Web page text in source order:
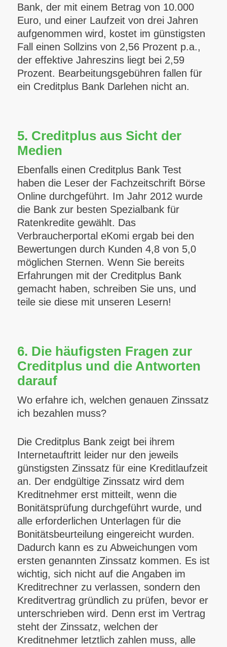
Bank, der mit einem Betrag von 10.000
Euro, und einer Laufzeit von drei Jahren
aufgenommen wird, kostet im günstigsten
Fall einen Sollzins von 2,56 Prozent p.a.,
der effektive Jahreszins liegt bei 2,59
Prozent. Bearbeitungsgebühren fallen für
ein Creditplus Bank Darlehen nicht an.
5. Creditplus aus Sicht der
Medien
Ebenfalls einen Creditplus Bank Test
haben die Leser der Fachzeitschrift Börse
Online durchgeführt. Im Jahr 2012 wurde
die Bank zur besten Spezialbank für
Ratenkredite gewählt. Das
Verbraucherportal eKomi ergab bei den
Bewertungen durch Kunden 4,8 von 5,0
möglichen Sternen. Wenn Sie bereits
Erfahrungen mit der Creditplus Bank
gemacht haben, schreiben Sie uns, und
teile sie diese mit unseren Lesern!
6. Die häufigsten Fragen zur
Creditplus und die Antworten
darauf
Wo erfahre ich, welchen genauen Zinssatz
ich bezahlen muss?
Die Creditplus Bank zeigt bei ihrem
Internetauftritt leider nur den jeweils
günstigsten Zinssatz für eine Kreditlaufzeit
an. Der endgültige Zinssatz wird dem
Kreditnehmer erst mitteilt, wenn die
Bonitätsprüfung durchgeführt wurde, und
alle erforderlichen Unterlagen für die
Bonitätsbeurteilung eingereicht wurden.
Dadurch kann es zu Abweichungen vom
ersten genannten Zinssatz kommen. Es ist
wichtig, sich nicht auf die Angaben im
Kreditrechner zu verlassen, sondern den
Kreditvertrag gründlich zu prüfen, bevor er
unterschrieben wird. Denn erst im Vertrag
steht der Zinssatz, welchen der
Kreditnehmer letztlich zahlen muss, alle